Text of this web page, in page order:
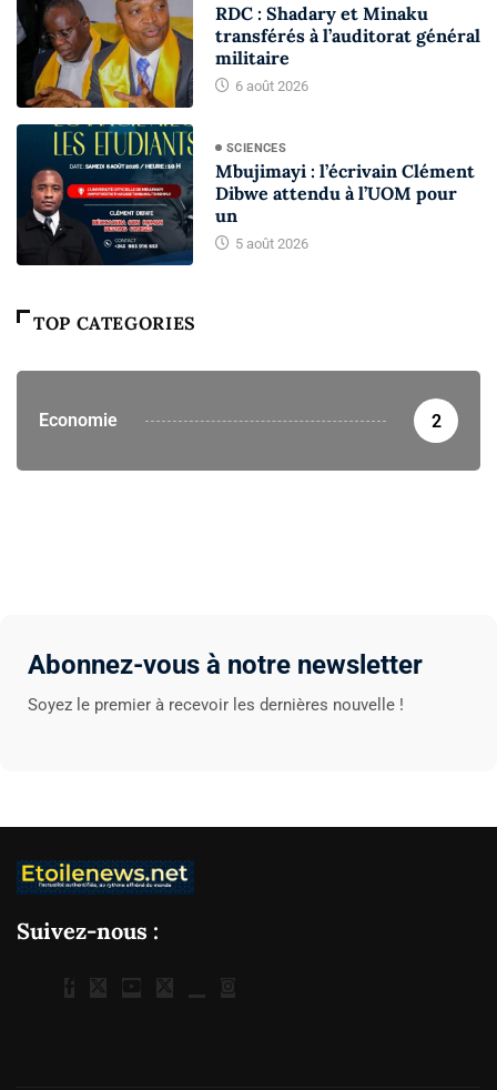
RDC : Shadary et Minaku
transférés à l’auditorat général
militaire
6 août 2026
SCIENCES
Mbujimayi : l’écrivain Clément
Dibwe attendu à l’UOM pour
un
5 août 2026
TOP CATEGORIES
Economie 2
Abonnez-vous à notre newsletter
Soyez le premier à recevoir les dernières nouvelle !
Suivez-nous :